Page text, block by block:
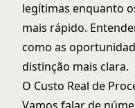
legítimas enquanto
mais rápido.
como as
distinção mais clara.
O Custo Real de